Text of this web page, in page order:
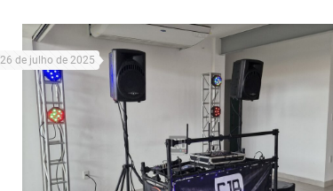
26 de julho de 2025